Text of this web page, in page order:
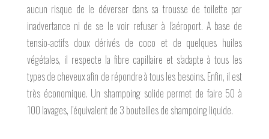
aucun risque de le déverser dans sa trousse de toilette par
inadvertance ni de se le voir refuser à l’aéroport. A base de
tensio-actifs doux dérivés de coco et de quelques huiles
végétales, il respecte la fibre capillaire et s’adapte à tous les
types de cheveux afin de répondre à tous les besoins. Enfin, il est
très économique. Un shampoing solide permet de faire 50 à
100 lavages, l’équivalent de 3 bouteilles de shampoing liquide.